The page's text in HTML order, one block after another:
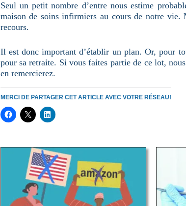
Seul un petit nombre d’entre nous estime
maison de soins infirmiers au cours de notre
recours.
Il est donc important d’établir un plan. Or, pour
pour sa retraite. Si vous faites partie de ce lot,
en remercierez.
MERCI DE PARTAGER CET ARTICLE AVEC VOTRE RÉSEAU!